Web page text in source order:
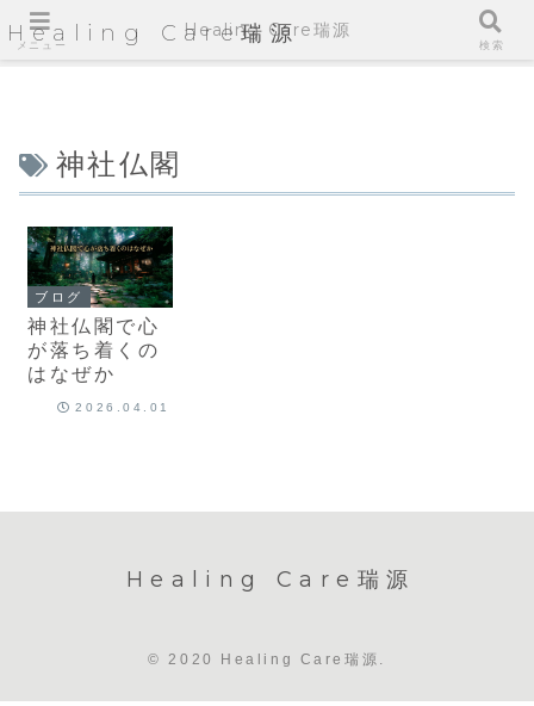
Healing Care瑞源
神社仏閣
ブログ
神社仏閣で心
が落ち着くの
はなぜか
2026.04.01
Healing Care瑞源
© 2020 Healing Care瑞源.
メニュー
Healing Care瑞源
検索